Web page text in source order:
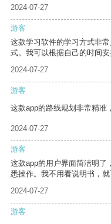
2024-07-27
游客
这款学习软件的学习方式非
式。我可以根据自己的时间安
2024-07-27
游客
这款app的路线规划非常精准
2024-07-27
游客
这款app的用户界面简洁明了
悉操作。我不用看说明书，就
2024-07-27
游客